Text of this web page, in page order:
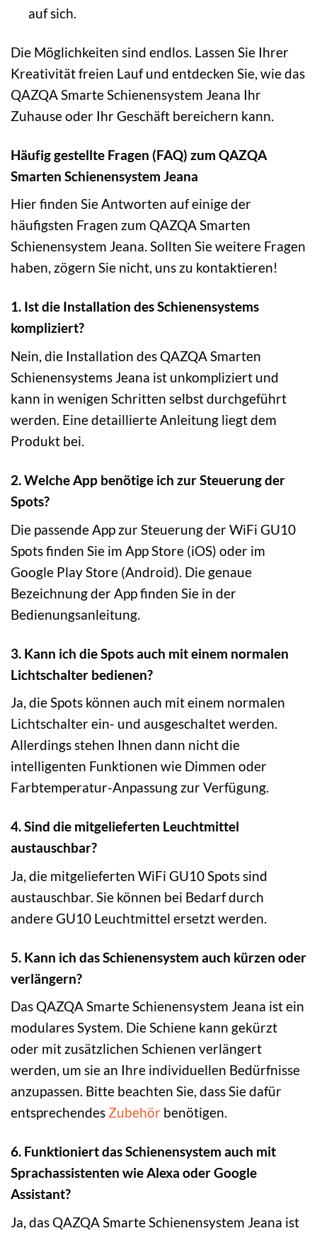
auf sich.
Die Möglichkeiten sind endlos. Lassen Sie Ihrer
Kreativität freien Lauf und entdecken Sie, wie das
QAZQA Smarte Schienensystem Jeana Ihr
Zuhause oder Ihr Geschäft bereichern kann.
Häufig gestellte Fragen (FAQ) zum QAZQA
Smarten Schienensystem Jeana
Hier finden Sie Antworten auf einige der
häufigsten Fragen zum QAZQA Smarten
Schienensystem Jeana. Sollten Sie weitere Fragen
haben, zögern Sie nicht, uns zu kontaktieren!
1. Ist die Installation des Schienensystems
kompliziert?
Nein, die Installation des QAZQA Smarten
Schienensystems Jeana ist unkompliziert und
kann in wenigen Schritten selbst durchgeführt
werden. Eine detaillierte Anleitung liegt dem
Produkt bei.
2. Welche App benötige ich zur Steuerung der
Spots?
Die passende App zur Steuerung der WiFi GU10
Spots finden Sie im App Store (iOS) oder im
Google Play Store (Android). Die genaue
Bezeichnung der App finden Sie in der
Bedienungsanleitung.
3. Kann ich die Spots auch mit einem normalen
Lichtschalter bedienen?
Ja, die Spots können auch mit einem normalen
Lichtschalter ein- und ausgeschaltet werden.
Allerdings stehen Ihnen dann nicht die
intelligenten Funktionen wie Dimmen oder
Farbtemperatur-Anpassung zur Verfügung.
4. Sind die mitgelieferten Leuchtmittel
austauschbar?
Ja, die mitgelieferten WiFi GU10 Spots sind
austauschbar. Sie können bei Bedarf durch
andere GU10 Leuchtmittel ersetzt werden.
5. Kann ich das Schienensystem auch kürzen oder
verlängern?
Das QAZQA Smarte Schienensystem Jeana ist ein
modulares System. Die Schiene kann gekürzt
oder mit zusätzlichen Schienen verlängert
werden, um sie an Ihre individuellen Bedürfnisse
anzupassen. Bitte beachten Sie, dass Sie dafür
entsprechendes Zubehör benötigen.
6. Funktioniert das Schienensystem auch mit
Sprachassistenten wie Alexa oder Google
Assistant?
Ja, das QAZQA Smarte Schienensystem Jeana ist